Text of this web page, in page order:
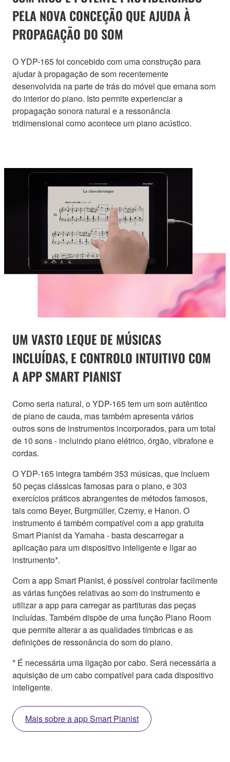
PELA NOVA CONCEÇÃO QUE AJUDA À
PROPAGAÇÃO DO SOM
O YDP-165 foi concebido com uma construção para
ajudar à propagação de som recentemente
desenvolvida na parte de trás do móvel que emana som
do interior do piano. Isto permite experienciar a
propagação sonora natural e a ressonância
tridimensional como acontece um piano acústico.
UM VASTO LEQUE DE MÚSICAS
INCLUÍDAS, E CONTROLO INTUITIVO COM
A APP SMART PIANIST
Como seria natural, o YDP-165 tem um som autêntico
de piano de cauda, mas também apresenta vários
outros sons de instrumentos incorporados, para um total
de 10 sons - incluindo piano elétrico, órgão, vibrafone e
cordas.
O YDP-165 integra também 353 músicas, que incluem
50 peças clássicas famosas para o piano, e 303
exercícios práticos abrangentes de métodos famosos,
tais como Beyer, Burgmüller, Czerny, e Hanon. O
instrumento é também compatível com a app gratuita
Smart Pianist da Yamaha - basta descarregar a
aplicação para um dispositivo inteligente e ligar ao
instrumento*.
Com a app Smart Pianist, é possível controlar facilmente
as várias funções relativas ao som do instrumento e
utilizar a app para carregar as partituras das peças
incluídas. Também dispõe de uma função Piano Room
que permite alterar a as qualidades tímbricas e as
definições de ressonância do som do piano.
* É necessária uma ligação por cabo. Será necessária a
aquisição de um cabo compatível para cada dispositivo
inteligente.
Mais sobre a app Smart Pianist